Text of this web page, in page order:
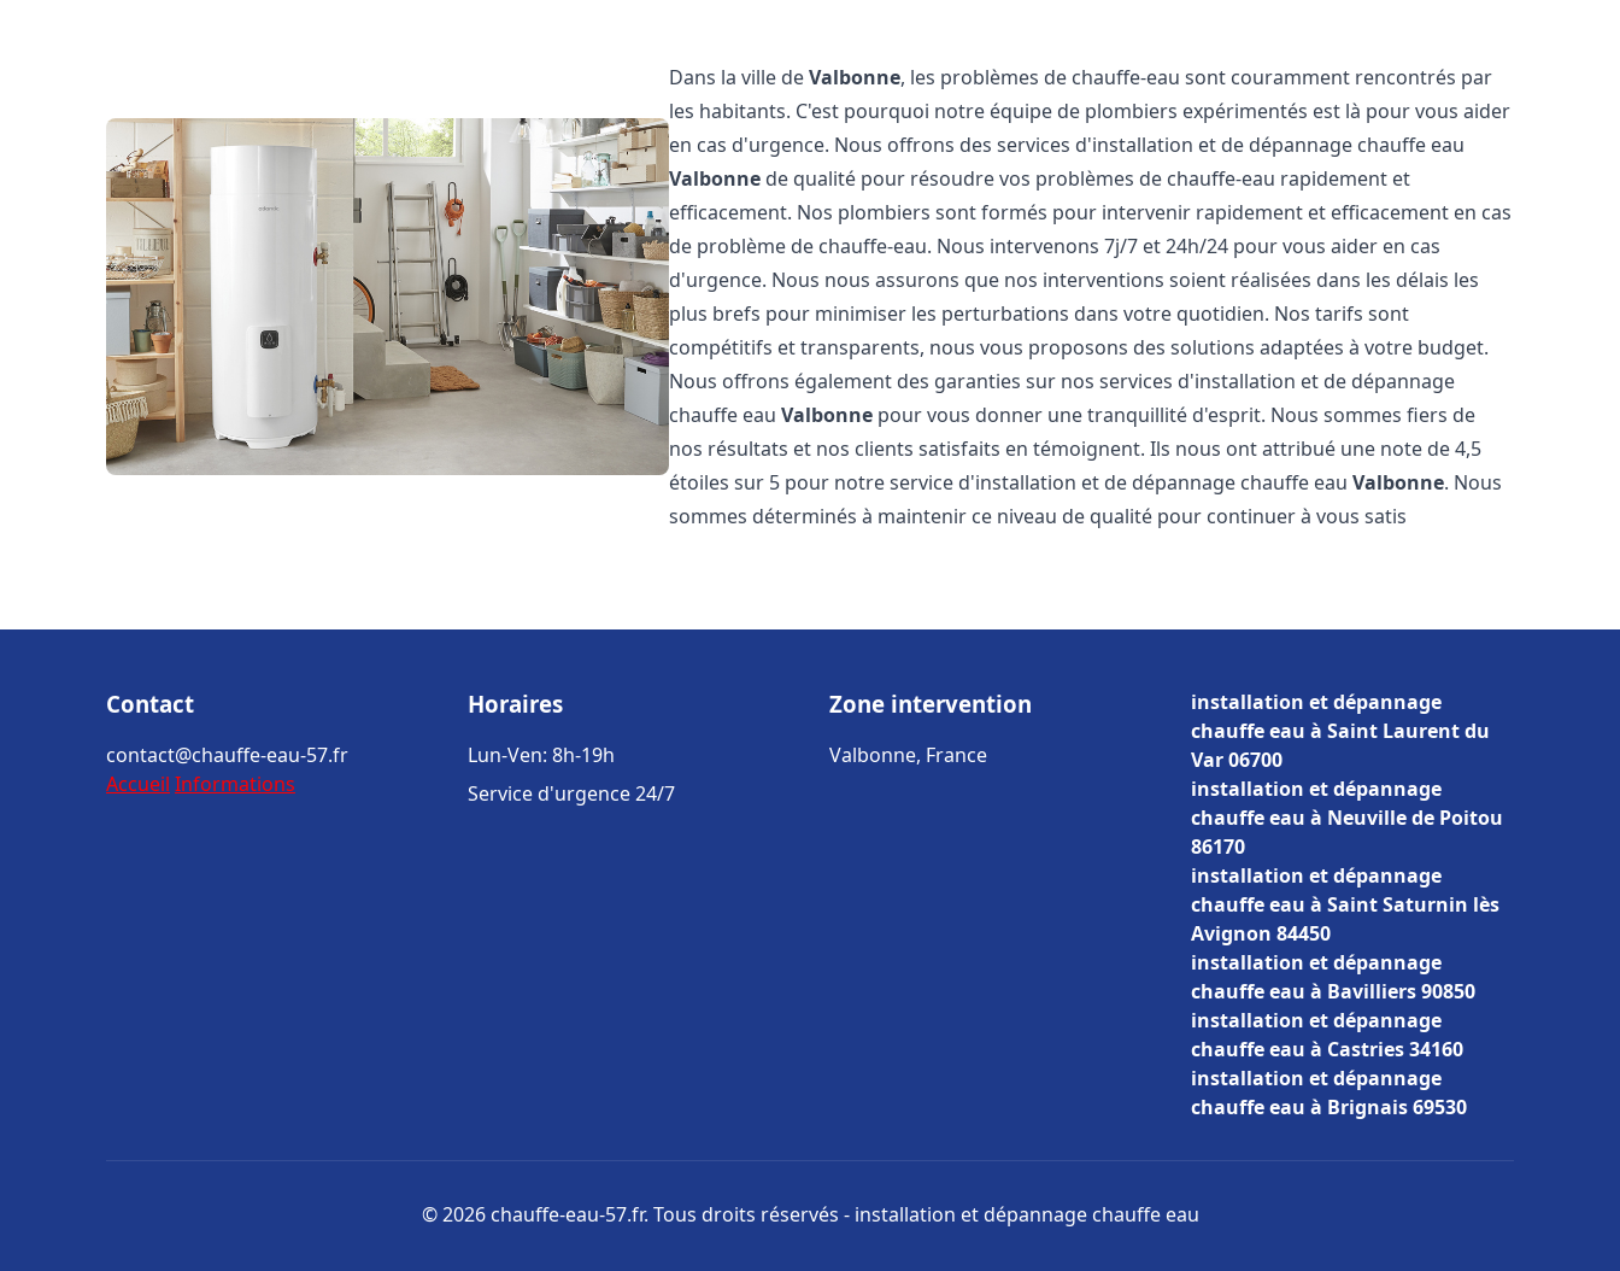
Dans la ville deValbonne, les problèmes de chauffe-eau sont couramment rencontrés par
les habitants. C'est pourquoi notre équipe de plombiers expérimentés est là pour vous aider
en cas d'urgence. Nous offrons des services d'installation et de dépannage chauffe eau
Valbonne de qualité pour résoudre vos problèmes de chauffe-eau rapidement et
efficacement. Nos plombiers sont formés pour intervenir rapidement et efficacement en cas
de problème de chauffe-eau. Nous intervenons 7j/7 et 24h/24 pour vous aider en cas
d'urgence. Nous nous assurons que nos interventions soient réalisées dans les délais les
plus brefs pour minimiser les perturbations dans votre quotidien. Nos tarifs sont
compétitifs et transparents, nous vous proposons des solutions adaptées à votre budget.
Nous offrons également des garanties sur nos services d'installation et de dépannage
chauffe eauValbonne pour vous donner une tranquillité d'esprit. Nous sommes fiers de
nos résultats et nos clients satisfaits en témoignent. Ils nous ont attribué une note de 4,5
étoiles sur 5 pour notre service d'installation et de dépannage chauffe eauValbonne. Nous
sommes déterminés à maintenir ce niveau de qualité pour continuer à vous satis
Contact
contact@chauffe-eau-57.fr
Accueil Informations
Horaires
Lun-Ven: 8h-19h
Service d'urgence 24/7
Zone intervention
Valbonne, France
installation et dépannage
chauffe eau à Saint Laurent du
Var 06700
installation et dépannage
chauffe eau à Neuville de Poitou
86170
installation et dépannage
chauffe eau à Saint Saturnin lès
Avignon 84450
installation et dépannage
chauffe eau à Bavilliers 90850
installation et dépannage
chauffe eau à Castries 34160
installation et dépannage
chauffe eau à Brignais 69530
© 2026 chauffe-eau-57.fr. Tous droits réservés - installation et dépannage chauffe eau